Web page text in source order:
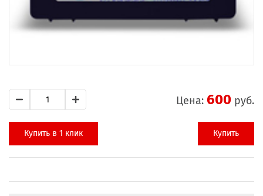
Цена: 600 руб.
Купить в 1 клик Купить